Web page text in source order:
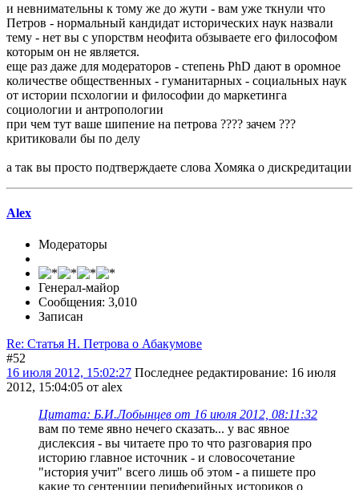
и невнимательны к тому же до жути - вам уже ткнули что
Петров - нормальный кандидат исторических наук назвали
тему - нет вы с упорствм неофита обзываете его философом
которым он не является.
еще раз даже для модераторов - степень PhD дают в оромное
количестве общественных - гуманитарных - социальных наук
от истории псхологии и философии до маркетинга
социологии и антропологии
при чем тут ваше шипение на петрова ???? зачем ???
критиковали бы по делу
а так вы просто подтверждаете слова Хомяка о дискредитации
Alex
Модераторы
Генерал-майор
Сообщения: 3,010
Записан
Re: Статья Н. Петрова о Абакумове
#52
16 июля 2012, 15:02:27 Последнее редактирование: 16 июля
2012, 15:04:05 от alex
Цитата: Б.И.Лобынцев от 16 июля 2012, 08:11:32
вам по теме явно нечего сказать... у вас явное
дислексия - вы читаете про то что разговария про
историю главное источник - и словосочетание
"история учит" всего лишь об этом - а пишете про
какие то сентенции периферийных историков о